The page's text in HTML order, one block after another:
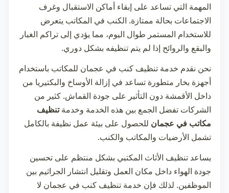
المهمة التي تساعد على إبقاء أماكن الاستقبال وغرف
الاجتماعات بحالة ممتازة. الكنب في المكاتب يتعرض
للاستخدام المستمر طوال اليوم، مما يؤدي إلى تراكم الغبار
والبقع والروائح إذا لم يتم تنظيفه بشكل دوري.
نحن نقدم خدمة تنظيف كنب في عجمان للمكاتب باستخدام
أجهزة بخار متطورة تساعد في إزالة الأوساخ والبكتيريا من
داخل الأقمشة دون التأثير على جودة القماش. كثير من
الشركات تفضل الجمع بين هذه الخدمة وخدمةتنظيف
مكاتب في عجمان للحصول على بيئة عمل نظيفة بالكامل
تشمل الأرضيات والمكاتب والكنب.
يساعد تنظيف الأثاث المكتبي بشكل منتظم على تحسين
جودة الهواء داخل مكان العمل وتقليل انتشار الجراثيم بين
الموظفين. لذلك فإن خدمة تنظيف كنب في عجمان لا